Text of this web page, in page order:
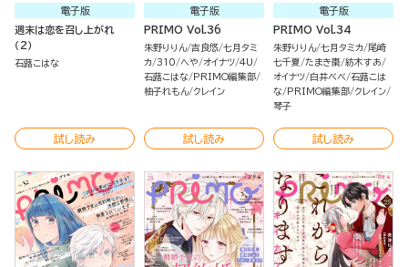
電子版
週末は恋を召し上がれ
（2）
石蕗こはな
試し読み
電子版
PRIMO Vol.36
朱野りりん 吉良悠 七月タミ
カ 310 へや オイナツ 4U
石蕗こはな
PRIMO編集部
柚子れもん クレイン
試し読み
電子版
PRIMO Vol.34
朱野りりん 七月タミカ 尾崎
七千夏 たまき棗 紡木すあ
オイナツ 白井べべ 石蕗こは
な
PRIMO編集部 クレイン
琴子
試し読み